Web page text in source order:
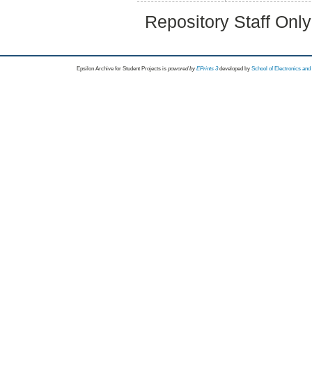
Repository Staff
Epsilon Archive for Student Projects is powored byEPrints 3 developed by School of Electronics